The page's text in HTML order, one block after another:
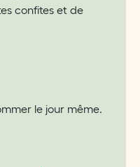
confites et de
le jour même.